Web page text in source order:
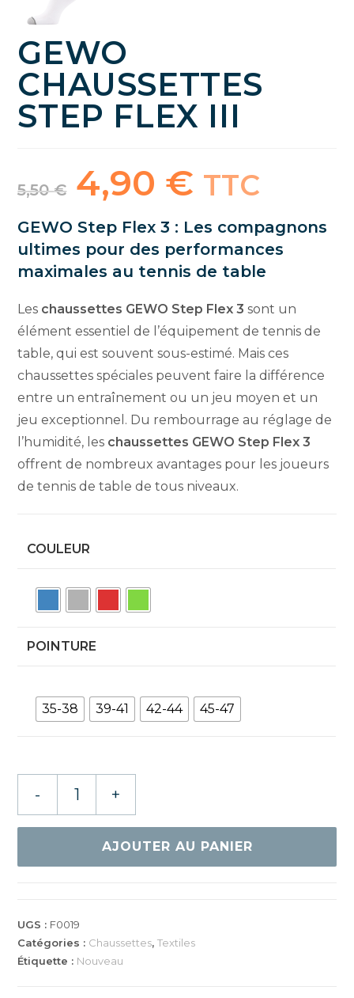
GEWO
CHAUSSETTES
STEP FLEX III
5,50€
Le
prix
initial
était :
4,90 € prix
TTC
GEWO Step Flex 3 : Les compagnons
ultimes pour des performances
maximales au tennis de table
Les chaussettes GEWO Step Flex 3sont un
élément essentiel de l’équipement de tennis de
table, qui est souvent sous-estimé. Mais ces
chaussettes spéciales peuvent faire la différence
entre un entraînement ou un jeu moyen et un
jeu exceptionnel. Du rembourrage au réglage de
l’humidité, les chaussettes GEWO Step Flex 3
offrent de nombreux avantages pour les joueurs
de tennis de table de tous niveaux.
COULEUR
POINTURE
35-38 39-41 42-44 45-47
- +
AJOUTER AU PANIER
UGS : F0019
Catégories : Chaussettes,Textiles
Étiquette : Nouveau